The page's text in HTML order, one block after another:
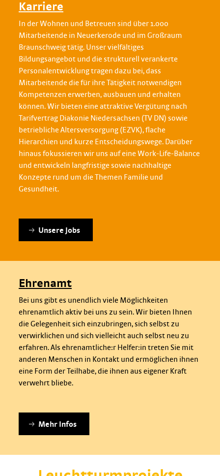
Karriere
In der Wohnen und Betreuen sind über 1.000
Mitarbeitende in Neuerkerode und im Großraum
Braunschweig tätig. Unser vielfältiges
Bildungsangebot und die strukturell verankerte
Personalentwicklung tragen dazu bei, dass
Mitarbeitende die für ihre Tätigkeit notwendigen
Kompetenzen erwerben, ausbauen und erhalten
können. Wir bieten eine attraktive Vergütung nach
Tarifvertrag Diakonie Niedersachsen (TV DN) sowie
betriebliche Altersversorgung (EZVK), flache
Hierarchien und kurze Entscheidungswege. Darüber
hinaus fokussieren wir uns auf eine Work-Life-Balance
und entwickeln langfristige sowie nachhaltige
Konzepte rund um die Themen Familie und
Gesundheit.
Unsere Jobs
Ehrenamt
Bei uns gibt es unendlich viele Möglichkeiten
ehrenamtlich aktiv bei uns zu sein. Wir bieten Ihnen
die Gelegenheit sich einzubringen, sich selbst zu
verwirklichen und sich vielleicht auch selbst neu zu
erfahren. Als ehrenamtliche:r Helfer:in treten Sie mit
anderen Menschen in Kontakt und ermöglichen ihnen
eine Form der Teilhabe, die ihnen aus eigener Kraft
verwehrt bliebe.
Mehr Infos